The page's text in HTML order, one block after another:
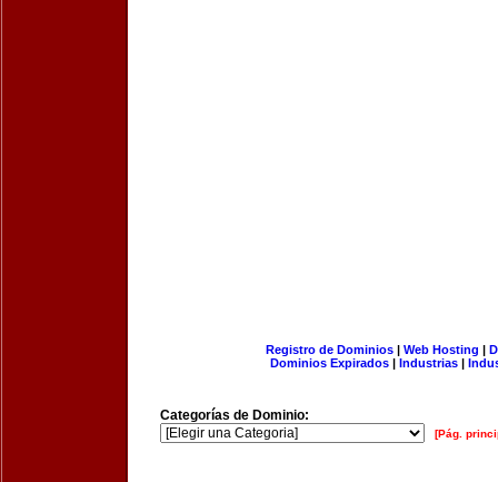
Registro de Dominios| Web Hosting |
Dominios Expirados | Industrias |
Categorías de Dominio:
[Pág.